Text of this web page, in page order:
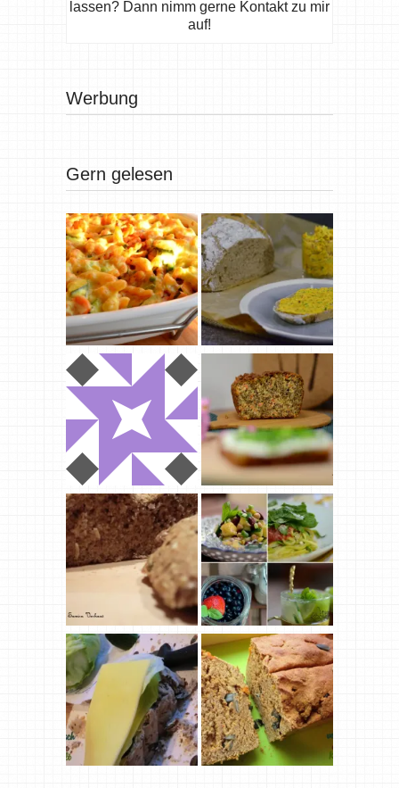
lassen? Dann nimm gerne Kontakt zu mir
auf!
Werbung
Gern gelesen